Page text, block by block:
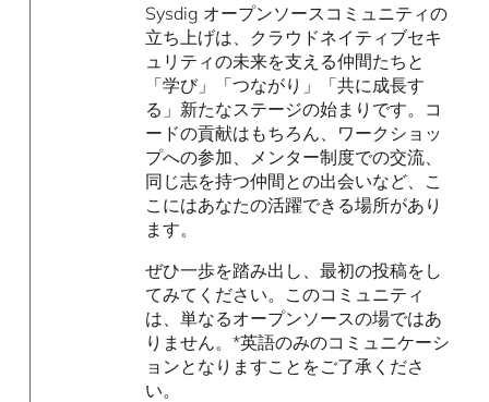
Sysdig オープンソースコミュニティの
立ち上げは、クラウドネイティブセキ
ュリティの未来を支える仲間たちと
「学び」「つながり」「共に成長す
る」新たなステージの始まりです。コ
ードの貢献はもちろん、ワークショッ
プへの参加、メンター制度での交流、
同じ志を持つ仲間との出会いなど、こ
こにはあなたの活躍できる場所があり
ます。
ぜひ一歩を踏み出し、最初の投稿をし
てみてください。このコミュニティ
は、単なるオープンソースの場ではあ
りません。*英語のみのコミュニケーシ
ョンとなりますことをご了承くださ
い。